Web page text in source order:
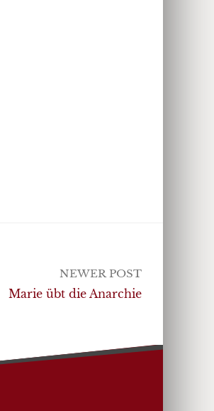
NEWER POST
Marie übt die Anarchie